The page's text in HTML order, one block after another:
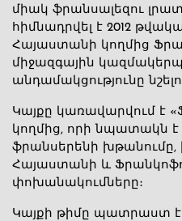
միակ ֆրանսալեզու
հիմնադրվել է 2012
Հայաստանի կողմից
միջազգային
անդամակցությունը
Կայքը կառավարվում է
կողմից, որի նպատակն
ֆրանսերենի խթանումը,
Հայաստանի և
փոխանակումները։
Կայքի թիմը պատրաստ է